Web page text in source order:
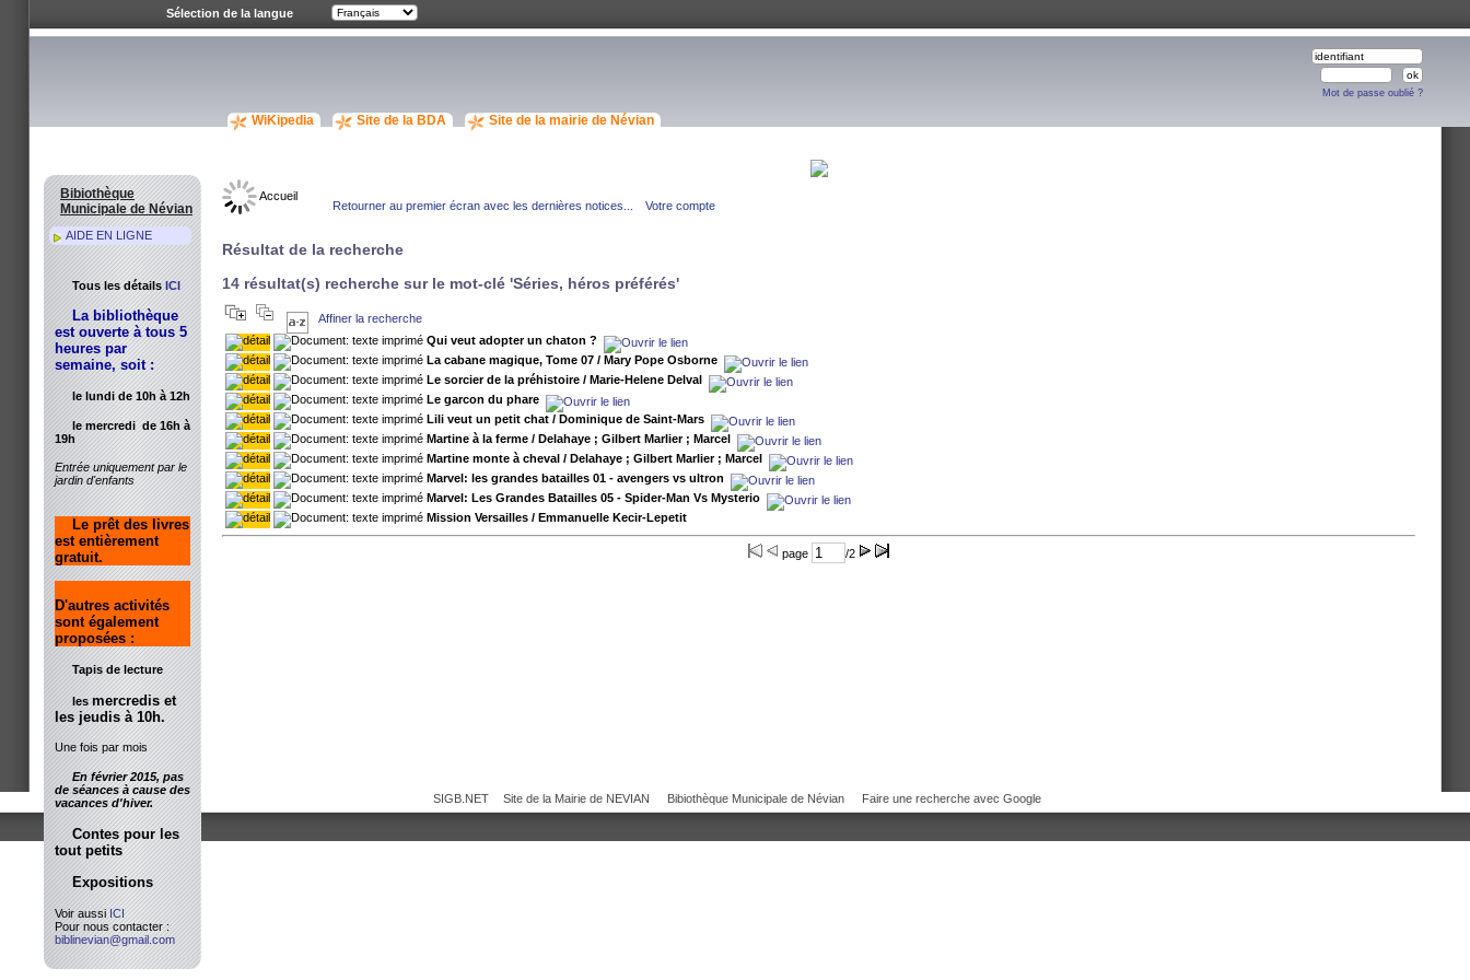
Accueil
WiKipedia Site de la BDA Site de la mairie de Névian
Retourner au premier écran avec les dernières notices... Votre compte
Résultat de la recherche
14 résultat(s) recherche sur le mot-clé 'Séries, héros préférés'
Affiner la recherche
Qui veut adopter un chaton ?
La cabane magique, Tome 07 / Mary Pope Osborne
Le sorcier de la préhistoire / Marie-Helene Delval
Le garcon du phare
Lili veut un petit chat / Dominique de Saint-Mars
Martine à la ferme / Delahaye ; Gilbert Marlier ; Marcel
Martine monte à cheval / Delahaye ; Gilbert Marlier ; Marcel
Marvel: les grandes batailles 01 - avengers vs ultron
Marvel: Les Grandes Batailles 05 - Spider-Man Vs Mysterio
Mission Versailles / Emmanuelle Kecir-Lepetit
page /2
SIGB.NET Site de la Mairie de NEVIAN Bibiothèque Municipale de Névian Faire une recherche avec Google
Bibiothèque
Municipale de Névian
AIDE EN LIGNE
Tous les détailsICI
La bibliothèque
est ouverte à tous 5
heures par
semaine, soit :
le lundi de 10h à 12h
le mercredi de 16h à
19h
Entrée uniquement par le
jardin d'enfants
Le prêt des livres
est entièrement
gratuit.
D'autres activités
sont également
proposées :
Tapis de lecture
lesmercredis et
les jeudis à 10h.
Une fois par mois
En février 2015, pas
de séances à cause des
vacances d'hiver.
Contes pour les
tout petits
Expositions
Voir aussiICI
Pour nous contacter :
biblinevian@gmail.com
Sélection de la langue
Mot de passe oublié ?